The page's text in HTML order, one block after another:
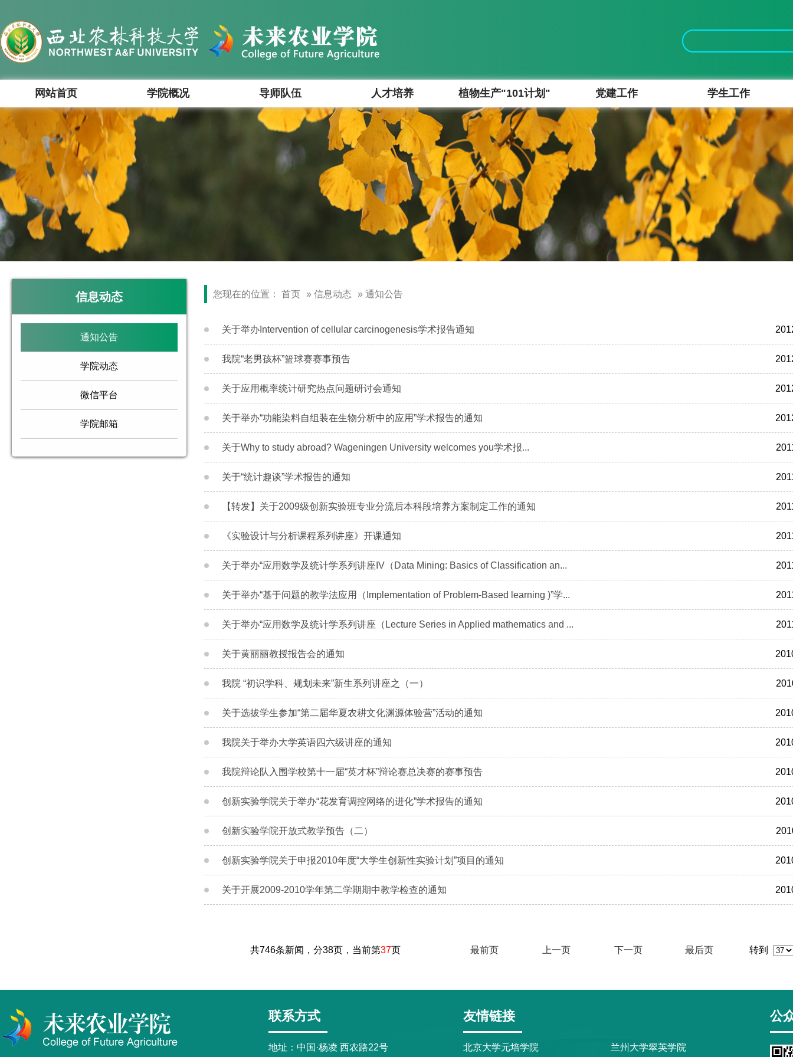
网站首页 学院概况 导师队伍 人才培养 植物生产"101计划" 党建工作 学生工作
信息动态
通知公告
学院动态
微信平台
学院邮箱
您现在的位置： 首页 » 信息动态 » 通知公告
关于举办Intervention of cellular carcinogenesis学术报告通知
我院“老男孩杯”篮球赛赛事预告
关于应用概率统计研究热点问题研讨会通知
关于举办“功能染料自组装在生物分析中的应用”学术报告的通知
关于Why to study abroad? Wageningen University welcomes you学术报...
关于“统计趣谈”学术报告的通知
【转发】关于2009级创新实验班专业分流后本科段培养方案制定工作的通知
《实验设计与分析课程系列讲座》开课通知
关于举办“应用数学及统计学系列讲座IV（Data Mining: Basics of Classification an...
关于举办“基于问题的教学法应用（Implementation of Problem-Based learning )”学...
关于举办“应用数学及统计学系列讲座（Lecture Series in Applied mathematics and ...
关于黄丽丽教授报告会的通知
我院 “初识学科、规划未来”新生系列讲座之（一）
关于选拔学生参加“第二届华夏农耕文化渊源体验营”活动的通知
我院关于举办大学英语四六级讲座的通知
我院辩论队入围学校第十一届“英才杯”辩论赛总决赛的赛事预告
创新实验学院关于举办“花发育调控网络的进化”学术报告的通知
创新实验学院开放式教学预告（二）
创新实验学院关于申报2010年度“大学生创新性实验计划”项目的通知
关于开展2009-2010学年第二学期期中教学检查的通知
共746条新闻，分38页，当前第37页 最前页 上一页 下一页 最后页 转到
联系方式
地址：中国·杨凌 西农路22号
友情链接
北京大学元培学院 兰州大学翠英学院
公